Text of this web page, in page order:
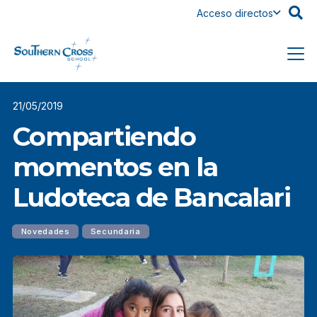
Acceso directos
21/05/2019
Compartiendo
momentos en la
Ludoteca de Bancalari
Novedades Secundaria